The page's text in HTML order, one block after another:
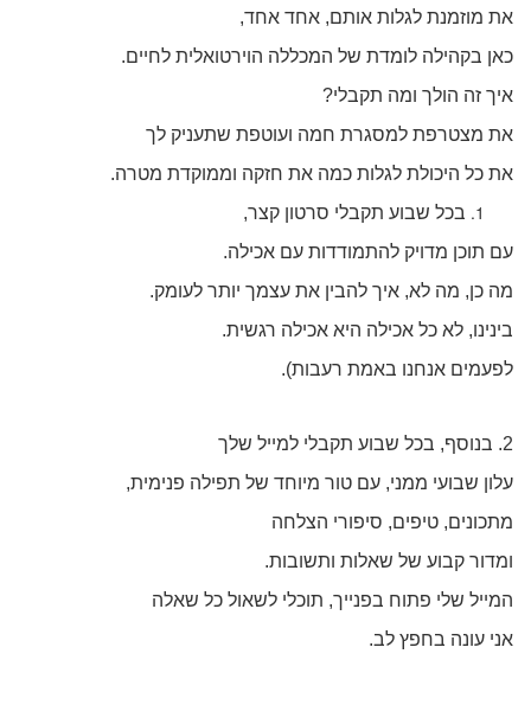
את מוזמנת לגלות אותם, אחד אחד,
כאן בקהילה לומדת של המכללה הוירטואלית לחיים.
איך זה הולך ומה תקבלי?
את מצטרפת למסגרת חמה ועוטפת שתעניק לך
את כל היכולת לגלות כמה את חזקה וממוקדת מטרה.
בכל שבוע תקבלי סרטון קצר,
עם תוכן מדויק להתמודדות עם אכילה.
מה כן, מה לא, איך להבין את עצמך יותר לעומק.
בינינו, לא כל אכילה היא אכילה רגשית.
לפעמים אנחנו באמת רעבות).
2. בנוסף, בכל שבוע תקבלי למייל שלך
עלון שבועי ממני, עם טור מיוחד של תפילה פנימית,
מתכונים, טיפים, סיפורי הצלחה
ומדור קבוע של שאלות ותשובות.
המייל שלי פתוח בפנייך, תוכלי לשאול כל שאלה
אני עונה בחפץ לב.